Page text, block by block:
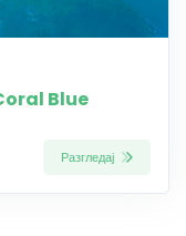
Blue
Разгледај